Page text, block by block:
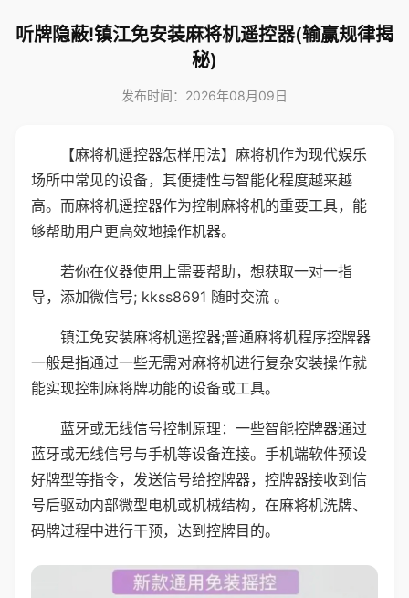
听牌隐蔽!镇江免安装麻将机遥控器(输赢规律揭
秘)
发布时间：2026年08月09日
【麻将机遥控器怎样用法】麻将机作为现代娱乐
场所中常见的设备，其便捷性与智能化程度越来越
高。而麻将机遥控器作为控制麻将机的重要工具，能
够帮助用户更高效地操作机器。
若你在仪器使用上需要帮助，想获取一对一指
导，添加微信号; kkss8691 随时交流 。
镇江免安装麻将机遥控器;普通麻将机程序控牌器
一般是指通过一些无需对麻将机进行复杂安装操作就
能实现控制麻将牌功能的设备或工具。
蓝牙或无线信号控制原理：一些智能控牌器通过
蓝牙或无线信号与手机等设备连接。手机端软件预设
好牌型等指令，发送信号给控牌器，控牌器接收到信
号后驱动内部微型电机或机械结构，在麻将机洗牌、
码牌过程中进行干预，达到控牌目的。